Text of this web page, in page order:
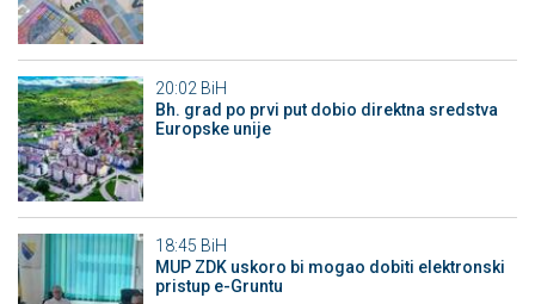
20:02 BiH
Bh. grad po prvi put dobio direktna sredstva
Europske unije
18:45 BiH
MUP ZDK uskoro bi mogao dobiti elektronski
pristup e-Gruntu